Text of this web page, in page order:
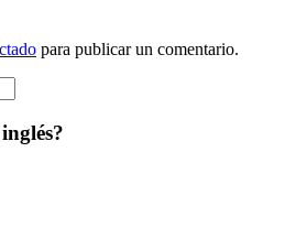
para publicar un comentario.